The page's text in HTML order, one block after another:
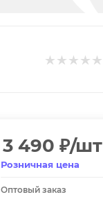
3 490 ₽/шт
Розничная цена
Оптовый заказ